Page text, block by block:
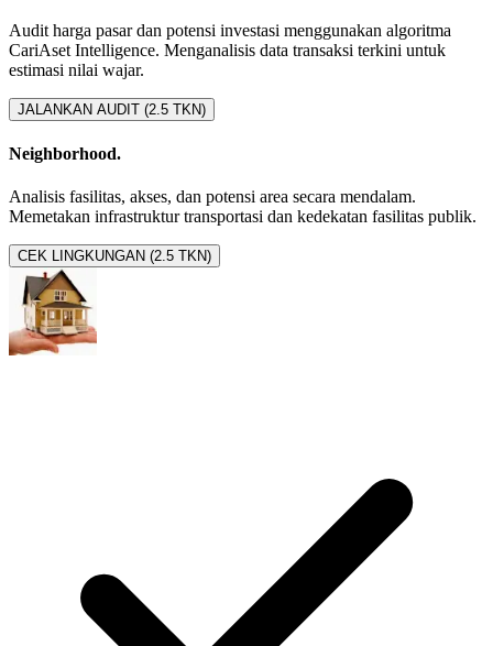
Audit harga pasar dan potensi investasi menggunakan algoritma
CariAset Intelligence. Menganalisis data transaksi terkini untuk
estimasi nilai wajar.
JALANKAN AUDIT (2.5 TKN)
Neighborhood.
Analisis fasilitas, akses, dan potensi area secara mendalam.
Memetakan infrastruktur transportasi dan kedekatan fasilitas publik.
CEK LINGKUNGAN (2.5 TKN)